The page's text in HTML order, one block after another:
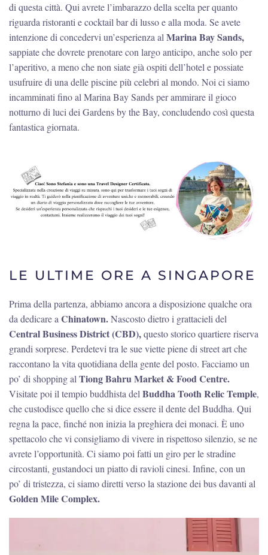
di questa città. Qui avrete l’imbarazzo della scelta per quanto
riguarda ristoranti e cocktail bar di lusso e alla moda. Se avete
intenzione di concedervi un’esperienza alMarina Bay Sands,
sappiate che dovrete prenotare con largo anticipo, anche solo per
l’aperitivo, a meno che non siate già ospiti dell’hotel e possiate
usufruire di una delle piscine più celebri al mondo. Noi ci siamo
incamminati fino al Marina Bay Sands per ammirare il gioco
notturno di luci dei Gardens by the Bay, concludendo così questa
fantastica giornata.
LE ULTIME ORE A SINGAPORE
Prima della partenza, abbiamo ancora a disposizione qualche ora
da dedicare aChinatown.Nascosto dietro i grattacieli del
Central Business District (CBD),questo storico quartiere riserva
grandi sorprese. Perdetevi tra le sue viette piene di street art che
raccontano la vita quotidiana della gente del posto. Facciamo un
po’ di shopping alTiong Bahru Market & Food Centre.
Visitate poi il tempio buddhista delBuddha Tooth Relic Temple,
che custodisce quello che si dice essere il dente del Buddha. Qui
regna la pace, finché non inizia la preghiera dei monaci. È uno
spettacolo che vi consigliamo di vivere in rispettoso silenzio, se ne
avrete l’opportunità. Ci siamo poi fatti un giro per le stradine
circostanti, gustandoci un piatto di ravioli cinesi. Infine, con un
po’ di tristezza, ci siamo diretti verso la stazione dei bus davanti al
Golden Mile Complex.